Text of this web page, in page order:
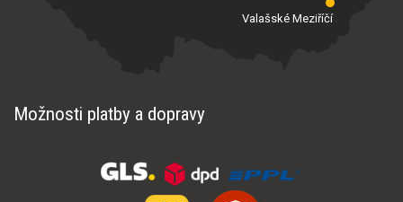
Valašské Meziříčí
Možnosti platby a dopravy